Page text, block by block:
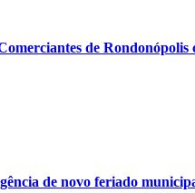
de
de novo feriado